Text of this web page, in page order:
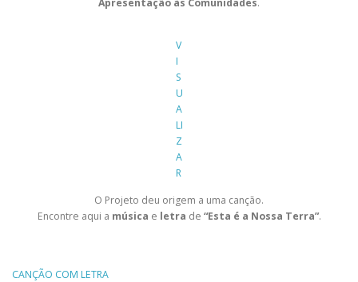
Apresentação às Comunidades.
V
I
S
U
A
LI
Z
A
R
O Projeto deu origem a uma canção.
Encontre aqui a música e letra de “Esta é a Nossa Terra”.
CANÇÃO COM LETRA